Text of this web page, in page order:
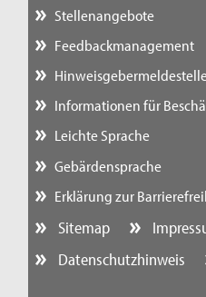
Stellenangebote
Feedbackmanagement
Informationen für
Leichte Sprache
Gebärdensprache
Erklärung zur
Sitemap
Datenschutzhinweis